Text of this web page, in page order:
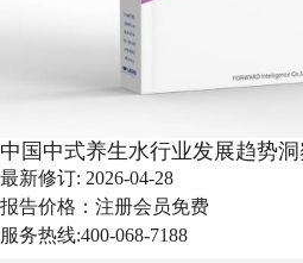
中国中式养生水行业发展趋势洞
最新修订: 2026-04-28
报告价格： 注册会员免费
服务热线:400-068-7188